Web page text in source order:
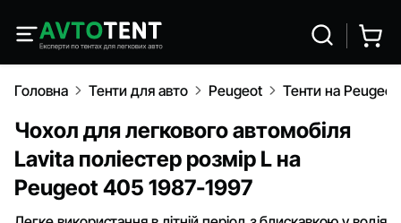
Головна Тенти для авто Peugeot Тенти на
Чохол для легкового автомобіля
Lavita поліестер розмір L на
Peugeot 405 1987-1997